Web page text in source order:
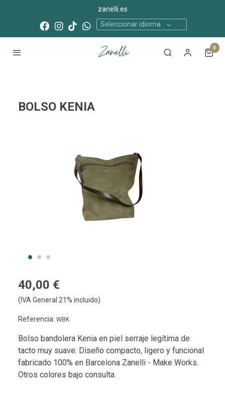
zanelli.es
Seleccionar idioma
0
BOLSO KENIA
40,00 €
(IVA General 21% incluido)
Referencia: WBK
Bolso bandolera Kenia en piel serraje legítima de
tacto muy suave. Diseño compacto, ligero y funcional
fabricado 100% en Barcelona Zanelli - Make Works.
Otros colores bajo consulta.